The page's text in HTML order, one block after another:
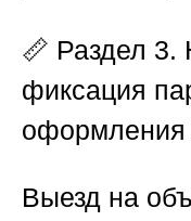
📏 Раздел 3.
фиксация
оформления
Выезд на